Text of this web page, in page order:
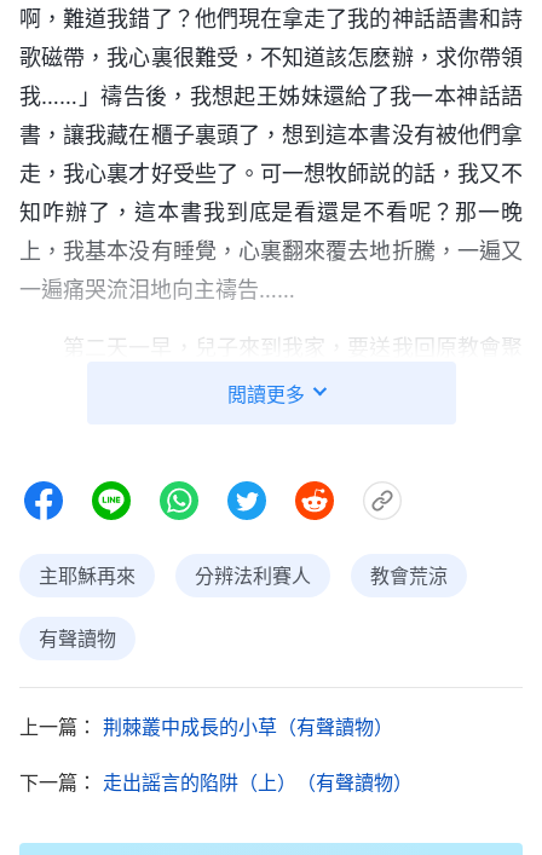
啊，難道我錯了？他們現在拿走了我的神話語書和詩
歌磁帶，我心裏很難受，不知道該怎麽辦，求你帶領
我……」禱告後，我想起王姊妹還給了我一本神話語
書，讓我藏在櫃子裏頭了，想到這本書没有被他們拿
走，我心裏才好受些了。可一想牧師説的話，我又不
知咋辦了，這本書我到底是看還是不看呢？那一晚
上，我基本没有睡覺，心裏翻來覆去地折騰，一遍又
一遍痛哭流泪地向主禱告……
第二天一早，兒子來到我家，要送我回原教會聚
會。我猶豫不定，兒子硬拽着我到了聚會點，還跟講
道人拉着我的手，温和地説：「姨呀，你可千萬别到
就被落下了嗎？你身量小，無論誰給你什麽書，你得
一個勁兒地勸我，我被他們的「愛心」感動了，眼泪
不由得掉了下來。她們看我動心了，又囑咐我説：
「如果『東方閃電』的人再來找你，你一定要弃絶他
們，不能再接觸了！」我點了點頭。
閲讀更多
主耶穌再來 分辨法利賽人 教會荒涼
有聲讀物
上一篇： 荆棘叢中成長的小草（有聲讀物）
下一篇： 走出謡言的陷阱（上）（有聲讀物）